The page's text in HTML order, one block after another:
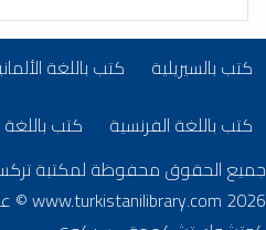
كتب بلغات أخرى
كتب بالسيريلية(opens in new tab) كتب باللغة(opens in new tab)
كتب باللغة الفرنسية(opens in new tab) كتب باللغة(opens in new tab)
جميع الحقوق محفوظة لمكتبة
www.turkistanilibrary.com